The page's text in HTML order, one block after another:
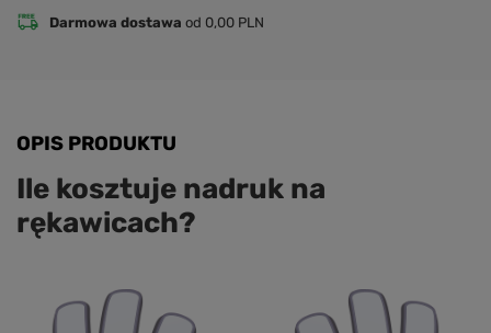
Darmowa dostawa od 0,00 PLN
OPIS PRODUKTU
Ile kosztuje nadruk na
rękawicach?